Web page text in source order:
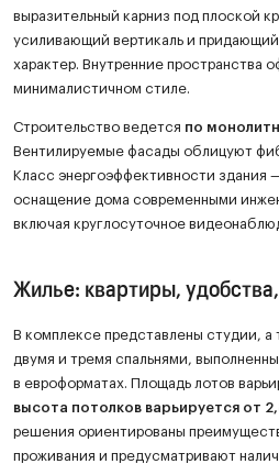
выразительный карниз под плоской
усиливающий вертикаль и
характер. Внутренние пространства
минималистичном стиле.
Строительство ведется по
Вентилируемые фасады облицуют
Класс энергоэффективности здания
оснащение дома современными
включая круглосуточное
Жилье: квартиры,
В комплексе представлены студии, а
двумя и тремя спальнями,
в евроформатах. Площадь лотов
высота потолков варьируется от
решения ориентированы
проживания и предусматривают